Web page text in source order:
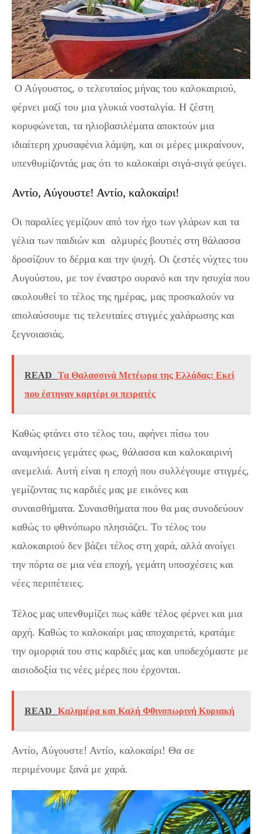
Ο Αύγουστος, ο τελευταίος μήνας του καλοκαιριού,
φέρνει μαζί του μια γλυκιά νοσταλγία. Η ζέστη
κορυφώνεται, τα ηλιοβασιλέματα αποκτούν μια
ιδιαίτερη χρυσαφένια λάμψη, και οι μέρες μικραίνουν,
υπενθυμίζοντάς μας ότι το καλοκαίρι σιγά-σιγά φεύγει.
Αντίο, Αύγουστε! Αντίο, καλοκαίρι!
Οι παραλίες γεμίζουν από τον ήχο των γλάρων και τα
γέλια των παιδιών και αλμυρές βουτιές στη θάλασσα
δροσίζουν το δέρμα και την ψυχή. Οι ζεστές νύχτες του
Αυγούστου, με τον έναστρο ουρανό και την ησυχία που
ακολουθεί το τέλος της ημέρας, μας προσκαλούν να
απολαύσουμε τις τελευταίες στιγμές χαλάρωσης και
ξεγνοιασιάς.
READ
Τα Θαλασσινά Μετέωρα της Ελλάδας: Εκεί
που έστηναν καρτέρι οι πειρατές
Καθώς φτάνει στο τέλος του, αφήνει πίσω του
αναμνήσεις γεμάτες φως, θάλασσα και καλοκαιρινή
ανεμελιά. Αυτή είναι η εποχή που συλλέγουμε στιγμές,
γεμίζοντας τις καρδιές μας με εικόνες και
συναισθήματα. Συναισθήματα που θα μας συνοδεύουν
καθώς το φθινόπωρο πλησιάζει. Το τέλος του
καλοκαιριού δεν βάζει τέλος στη χαρά, αλλά ανοίγει
την πόρτα σε μια νέα εποχή, γεμάτη υποσχέσεις και
νέες περιπέτειες.
Τέλος μας υπενθυμίζει πως κάθε τέλος φέρνει και μια
αρχή. Καθώς το καλοκαίρι μας αποχαιρετά, κρατάμε
την ομορφιά του στις καρδιές μας και υποδεχόμαστε με
αισιοδοξία τις νέες μέρες που έρχονται.
READ Καλημέρα και Καλή Φθινοπωρινή Κυριακή
Αντίο, Αύγουστε! Αντίο, καλοκαίρι! Θα σε
περιμένουμε ξανά με χαρά.